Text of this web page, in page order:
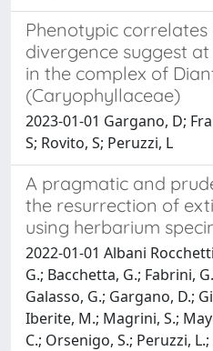
Phenotypic
divergence suggest
in the complex of
(Caryophyllaceae)
2023-01-01 Gargano, D;
S; Rovito, S; Peruzzi, L
A pragmatic and
the resurrection of
using herbarium
2022-01-01 Albani
G.; Bacchetta, G.; Fabrini,
Galasso, G.; Gargano, D.;
Iberite, M.; Magrini, S.;
C.; Orsenigo, S.; Peruzzi, L.;